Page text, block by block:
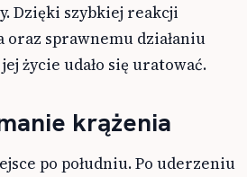
Dzięki szybkiej reakcji
sprawnemu działaniu
życie udało się uratować.
krążenia
po południu. Po uderzeniu